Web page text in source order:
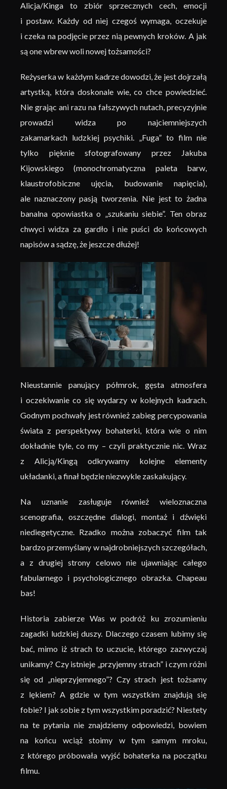
Alicja/Kinga to zbiór sprzecznych cech, emocji
i postaw. Każdy od niej czegoś wymaga, oczekuje
i czeka na podjęcie przez nią pewnych kroków. A jak
są one wbrew woli nowej tożsamości?
Reżyserka w każdym kadrze dowodzi, że jest dojrzałą
artystką, która doskonale wie, co chce powiedzieć.
Nie grając ani razu na fałszywych nutach, precyzyjnie
prowadzi widza po najciemniejszych
zakamarkach ludzkiej psychiki. „Fuga” to film nie
tylko pięknie sfotografowany przez Jakuba
Kijowskiego (monochromatyczna paleta barw,
klaustrofobiczne ujęcia, budowanie napięcia),
ale naznaczony pasją tworzenia. Nie jest to żadna
banalna opowiastka o „szukaniu siebie”. Ten obraz
chwyci widza za gardło i nie puści do końcowych
napisów a sądzę, że jeszcze dłużej!
Nieustannie panujący półmrok, gęsta atmosfera
i oczekiwanie co się wydarzy w kolejnych kadrach.
Godnym pochwały jest również zabieg percypowania
świata z perspektywy bohaterki, która wie o nim
dokładnie tyle, co my – czyli praktycznie nic. Wraz
z Alicją/Kingą odkrywamy kolejne elementy
układanki, a finał będzie niezwykle zaskakujący.
Na uznanie zasługuje również wieloznaczna
scenografia, oszczędne dialogi, montaż i dźwięki
niediegetyczne. Rzadko można zobaczyć film tak
bardzo przemyślany w najdrobniejszych szczegółach,
a z drugiej strony celowo nie ujawniając całego
fabularnego i psychologicznego obrazka. Chapeau
bas!
Historia zabierze Was w podróż ku zrozumieniu
zagadki ludzkiej duszy. Dlaczego czasem lubimy się
bać, mimo iż strach to uczucie, którego zazwyczaj
unikamy? Czy istnieje „przyjemny strach” i czym różni
się od „nieprzyjemnego”? Czy strach jest tożsamy
z lękiem? A gdzie w tym wszystkim znajdują się
fobie? I jak sobie z tym wszystkim poradzić? Niestety
na te pytania nie znajdziemy odpowiedzi, bowiem
na końcu wciąż stoimy w tym samym mroku,
z którego próbowała wyjść bohaterka na początku
filmu.